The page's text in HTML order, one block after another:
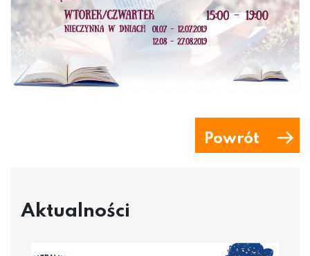
Powrót
Aktualności